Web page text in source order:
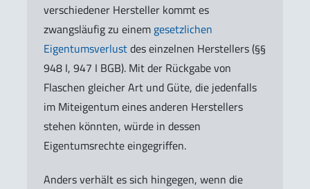
verschiedener Hersteller kommt es
zwangsläufig zu einem gesetzlichen
Eigentumsverlustdes einzelnen Herstellers (§§
948 I, 947 I BGB). Mit der Rückgabe von
Flaschen gleicher Art und Güte, die jedenfalls
im Miteigentum eines anderen Herstellers
stehen könnten, würde in dessen
Eigentumsrechte eingegriffen.
Anders verhält es sich hingegen, wenn die